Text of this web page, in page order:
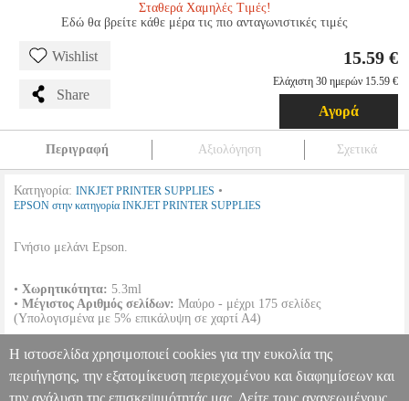
Σταθερά Χαμηλές Τιμές!
Εδώ θα βρείτε κάθε μέρα τις πιο ανταγωνιστικές τιμές
Wishlist
Share
15.59 €
Ελάχιστη 30 ημερών 15.59 €
Αγορά
Περιγραφή Αξιολόγηση Σχετικά
Κατηγορία: INKJET PRINTER SUPPLIES •
EPSON στην κατηγορία INKJET PRINTER SUPPLIES
Γνήσιο μελάνι Epson.
• Χωρητικότητα: 5.3ml
• Μέγιστος Αριθμός σελίδων: Μαύρο - μέχρι 175 σελίδες
(Υπολογισμένα με 5% επικάλυψη σε χαρτί Α4)
• OEM:C13T29814012
Η ιστοσελίδα χρησιμοποιεί cookies για την ευκολία της
περιήγησης, την εξατομίκευση περιεχομένου και διαφημίσεων και
την ανάλυση της επισκεψιμότητάς μας. Δείτε τους ανανεωμένους